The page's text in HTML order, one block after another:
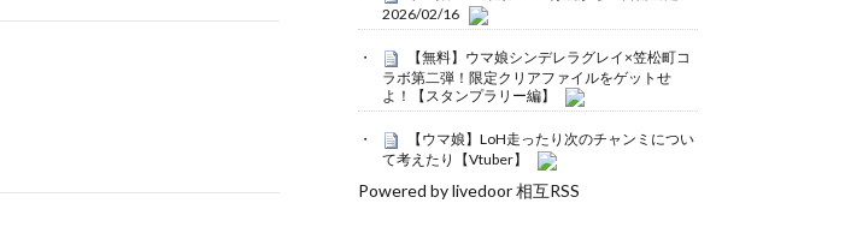
2026/02/16
【無料】ウマ娘シンデレラグレイ×笠松町コ
ラボ第二弾！限定クリアファイルをゲットせ
よ！【スタンプラリー編】
【ウマ娘】LoH走ったり次のチャンミについ
て考えたり【Vtuber】
Powered by livedoor 相互RSS